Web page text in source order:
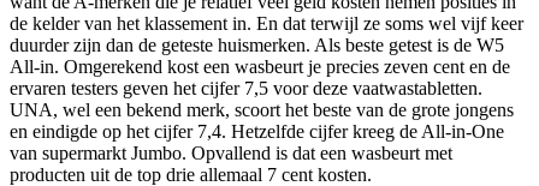
de kelder van het klassement in. En dat terwijl ze soms wel vijf keer
duurder zijn dan de geteste huismerken. Als beste getest is de W5
All-in. Omgerekend kost een wasbeurt je precies zeven cent en de
ervaren testers geven het cijfer 7,5 voor deze vaatwastabletten.
UNA, wel een bekend merk, scoort het beste van de grote jongens
en eindigde op het cijfer 7,4. Hetzelfde cijfer kreeg de All-in-One
van supermarkt Jumbo. Opvallend is dat een wasbeurt met
producten uit de top drie allemaal 7 cent kosten.